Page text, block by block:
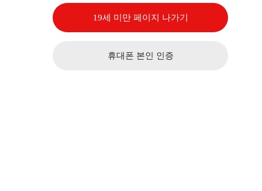
19세 미만 페이지 나가기
휴대폰 본인 인증